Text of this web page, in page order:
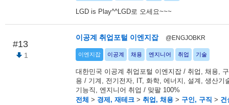
LGD is Play^^LGD로 오세요~~~
#13
1
이공계 취업포털 이엔지잡 @ENGJOBKR
이엔지잡 이공계 채용 엔지니어 취업 기술
대한민국 이공계 취업포털 이엔지잡 / 취업, 채용,
용 / 기계, 전기전자, IT, 화학, 에너지, 설계, 생산기
기능직, 엔지니어 취업 / 맞팔 100%
전체 > 경제, 재테크 > 취업, 채용 > 구인, 구직 > 건